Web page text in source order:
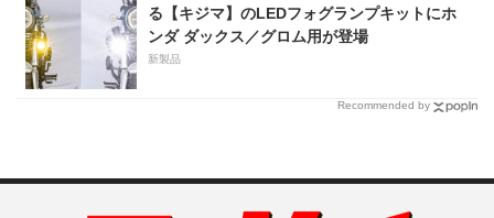
る【キジマ】のLEDフォグランプキットにホ
ンダ ダックス／グロム用が登場
新製品
Recommended by